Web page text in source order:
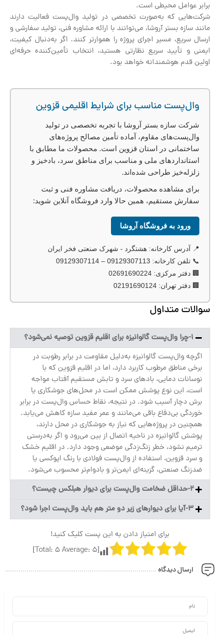
برابر عوامل محیطی است.
شرکت‌هایی که به‌صورت تخصصی در تولید وال‌پست فعالیت دارند
مانند سازه بستر آروشا، می‌توانند با ارائه مشاوره فنی، تولید سفارشی و
ارسال سریع، مسیر اجرای پروژه را هموارتر کنند. اگر به‌دنبال کیفیت،
ایمنی و تأیید سریع نظارتی هستید، انتخاب تأمین‌کننده حرفه‌ای
اولین قدم هوشمندانه خواهد بود.
وال‌پست مناسب برای شرایط اقلیمی قزوین
شرکت سازه بستر آروشا با تجربه تخصصی در تولید
وال‌پست‌های مقاوم، آماده تأمین مصالح پروژه‌های
ساختمانی در استان قزوین است. محصولات ما مطابق با
استانداردهای ملی و مناسب برای مناطق سرد، بادخیز و
زلزله‌خیز طراحی شده‌اند.
برای مشاهده محصولات، دریافت مشاوره فنی و ثبت
سفارش مستقیم، همین حالا وارد فروشگاه آنلاین شوید:
ورود به فروشگاه آروشا
📍 آدرس کارخانه: هشتگرد - شهرک صنعتی فخر ایران
📞 تلفن کارخانه:
🏢 دفتر مرکزی:
🏢 دفتر تهران:
سوالات متداول
1-چرا وال‌پست گالوانیزه برای اقلیم قزوین توصیه نمی‌شود؟
اگرچه وال‌پست گالوانیزه به‌دلیل مقاومت در برابر رطوبت در
برخی مناطق مرطوب کاربرد دارد، اما در اقلیم قزوین که با
نوسانات دمایی، بادهای سرد و تابش مستقیم آفتاب مواجه
است، این نوع پوشش ممکن است در محل‌های جوشکاری یا
برش دچار آسیب شود. در نتیجه، نقاط حساس وال‌پست در برابر
خوردگی بی‌دفاع باقی می‌مانند و عمر مفید سازه کاهش می‌یابد.
همچنین در پروژه‌هایی که نیاز به جوشکاری در محل دارند،
پوشش گالوانیزه در ناحیه اتصال از بین می‌رود و اگر به‌درستی
ترمیم نشود، خطر زنگ‌زدگی موضعی وجود دارد. در اقلیم خشک
و سرد قزوین، استفاده از وال‌پست فولادی با رنگ اپوکسی یا
ضدزنگ صنعتی، گزینه‌ای ایمن‌تر و بادوام‌تر محسوب می‌شود.
2-حداقل ضخامت وال‌پست برای دیوار هبلکس چیست؟
3-آیا برای دیوارهای زیر دو متر هم باید وال‌پست اجرا شود؟
برای امتیاز دادن به این پست کلیک کنید!
[Total:
5Average: 5
]
ارسال دیدگاه